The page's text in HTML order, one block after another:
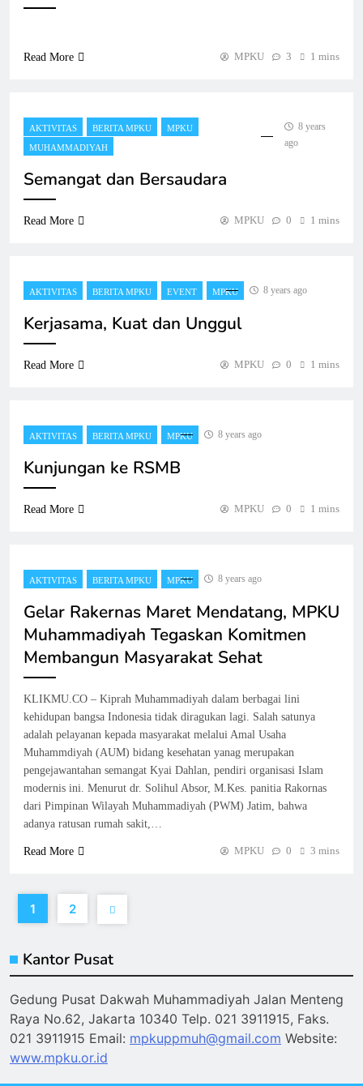
Read More MPKU 3 1 mins
AKTIVITAS BERITA MPKU
MPKU
MUHAMMADIYAH
8 years
ago
Semangat dan Bersaudara
Read More MPKU 0 1 mins
AKTIVITAS BERITA MPKU EVENT MPKU 8 years ago
Kerjasama, Kuat dan Unggul
Read More MPKU 0 1 mins
AKTIVITAS BERITA MPKU MPKU 8 years ago
Kunjungan ke RSMB
Read More MPKU 0 1 mins
AKTIVITAS BERITA MPKU MPKU 8 years ago
Gelar Rakernas Maret Mendatang, MPKU
Muhammadiyah Tegaskan Komitmen
Membangun Masyarakat Sehat
KLIKMU.CO – Kiprah Muhammadiyah dalam berbagai lini
kehidupan bangsa Indonesia tidak diragukan lagi. Salah satunya
adalah pelayanan kepada masyarakat melalui Amal Usaha
Muhammdiyah (AUM) bidang kesehatan yanag merupakan
pengejawantahan semangat Kyai Dahlan, pendiri organisasi Islam
modernis ini. Menurut dr. Solihul Absor, M.Kes. panitia Rakornas
dari Pimpinan Wilayah Muhammadiyah (PWM) Jatim, bahwa
adanya ratusan rumah sakit,…
Read More MPKU 0 3 mins
1 2
Kantor Pusat
Gedung Pusat Dakwah Muhammadiyah Jalan Menteng
Raya No.62, Jakarta 10340 Telp. 021 3911915, Faks.
021 3911915 Email: mpkuppmuh@gmail.com Website:
www.mpku.or.id